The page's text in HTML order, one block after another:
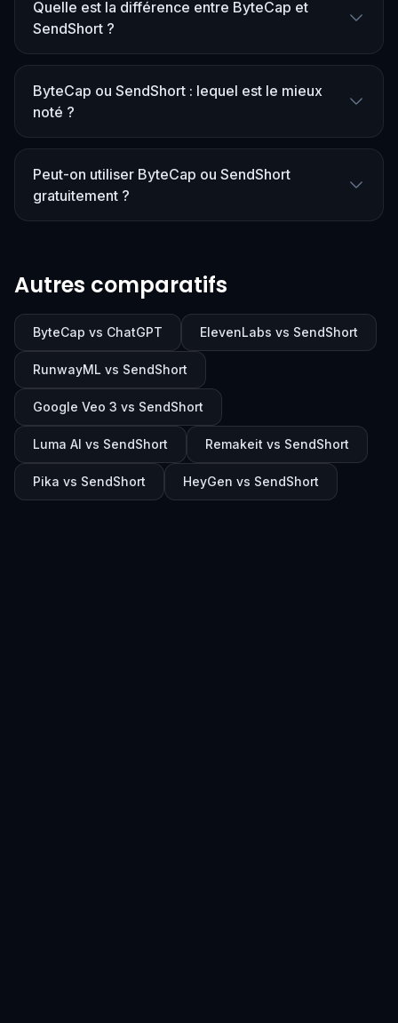
Quelle est la différence entre ByteCap et
SendShort ?
ByteCap ou SendShort : lequel est le mieux
noté ?
Peut-on utiliser ByteCap ou SendShort
gratuitement ?
Autres comparatifs
ByteCap vs ChatGPT ElevenLabs vs SendShort
RunwayML vs SendShort
Google Veo 3 vs SendShort
Luma AI vs SendShort Remakeit vs SendShort
Pika vs SendShort HeyGen vs SendShort